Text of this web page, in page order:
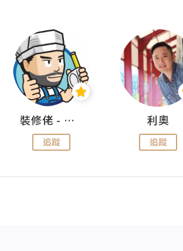
裝修佬 - 香港一站式網上裝修平台
追蹤
利奧
追蹤